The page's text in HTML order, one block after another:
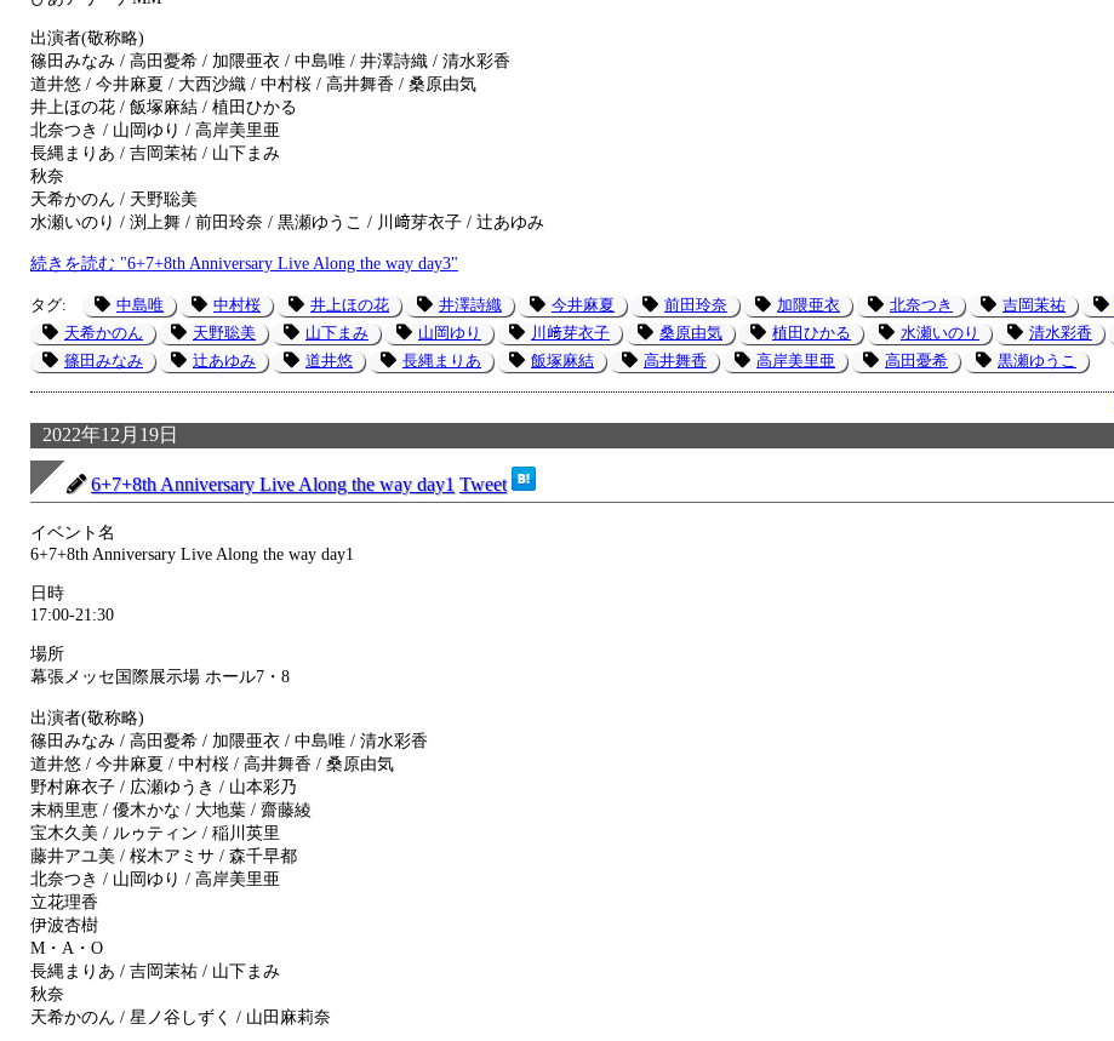
出演者(敬称略)
篠田みなみ / 高田憂希 / 加隈亜衣 / 中島唯 / 井澤詩織 / 清水彩香
道井悠 / 今井麻夏 / 大西沙織 / 中村桜 / 高井舞香 / 桑原由気
井上ほの花 / 飯塚麻結 / 植田ひかる
北奈つき / 山岡ゆり / 高岸美里亜
長縄まりあ / 吉岡茉祐 / 山下まみ
秋奈
天希かのん / 天野聡美
水瀬いのり / 渕上舞 / 前田玲奈 / 黒瀬ゆうこ / 川﨑芽衣子 / 辻あゆみ
続きを読む "6+7+8th Anniversary Live Along the way day3"
タグ: 中島唯 中村桜 井上ほの花 井澤詩織 今井麻夏 前田玲奈 加隈亜衣 北奈つき 吉岡茉祐
天希かのん
天野聡美 山下まみ 山岡ゆり 川﨑芽衣子 桑原由気 植田ひかる 水瀬いのり 清水彩香
篠田みなみ
辻あゆみ 道井悠 長縄まりあ 飯塚麻結 高井舞香 高岸美里亜 高田憂希 黒瀬ゆうこ
2022年12月19日
6+7+8th Anniversary Live Along the way day1 Tweet
イベント名
6+7+8th Anniversary Live Along the way day1
日時
17:00-21:30
場所
幕張メッセ国際展示場 ホール7・8
出演者(敬称略)
篠田みなみ / 高田憂希 / 加隈亜衣 / 中島唯 / 清水彩香
道井悠 / 今井麻夏 / 中村桜 / 高井舞香 / 桑原由気
野村麻衣子 / 広瀬ゆうき / 山本彩乃
末柄里恵 / 優木かな / 大地葉 / 齋藤綾
宝木久美 / ルゥティン / 稲川英里
藤井アユ美 / 桜木アミサ / 森千早都
北奈つき / 山岡ゆり / 高岸美里亜
立花理香
伊波杏樹
M・A・O
長縄まりあ / 吉岡茉祐 / 山下まみ
秋奈
天希かのん / 星ノ谷しずく / 山田麻莉奈